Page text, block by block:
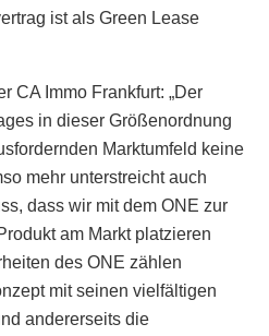
ist als Green Lease
CA Immo Frankfurt: „Der
in dieser Größenordnung
Marktumfeld keine
mehr unterstreicht auch
dass wir mit dem ONE zur
am Markt platzieren
des ONE zählen
mit seinen vielfältigen
andererseits die